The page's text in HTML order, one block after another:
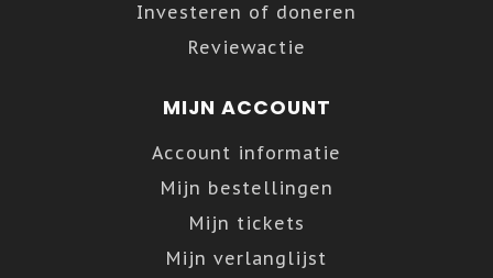
Investeren of doneren
Reviewactie
MIJN ACCOUNT
Account informatie
Mijn bestellingen
Mijn tickets
Mijn verlanglijst